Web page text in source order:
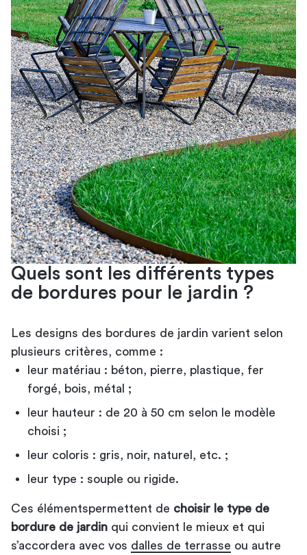
Quels sont les différents types
de bordures pour le jardin ?
Les designs des bordures de jardin varient selon
plusieurs critères, comme :
leur matériau : béton, pierre, plastique, fer
forgé, bois, métal ;
leur hauteur : de 20 à 50 cm selon le modèle
choisi ;
leur coloris : gris, noir, naturel, etc. ;
leur type : souple ou rigide.
Ces élémentspermettent de choisir le type de
bordure de jardin qui convient le mieux et qui
s’accordera avec vos dalles de terrasse ou autre